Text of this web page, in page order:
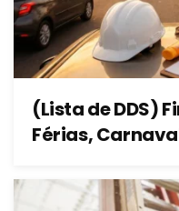
(Lista de DDS)
Férias,